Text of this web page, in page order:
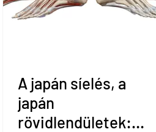
A japán síelés, a
japán
rövidlendületek: a